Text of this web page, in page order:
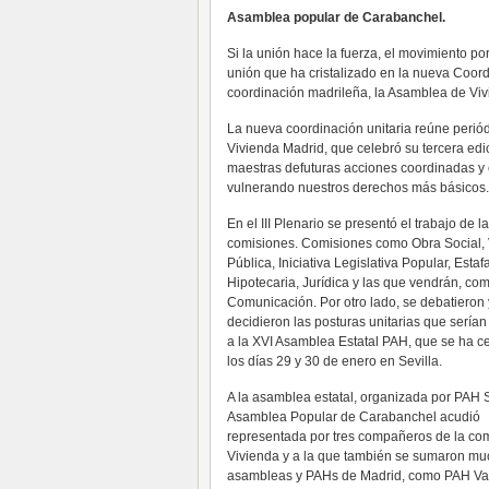
Asamblea popular de Carabanchel.
Si la unión hace la fuerza, el movimiento
unión que ha cristalizado en la nueva
coordinación madrileña, la Asamblea de
La nueva coordinación unitaria reúne
Vivienda Madrid, que celebró su tercera
maestras defuturas acciones coordinadas
vulnerando nuestros derechos más básicos.
En el III Plenario se presentó el trabajo de
comisiones. Comisiones como Obra Social,
Pública, Iniciativa Legislativa Popular,
Hipotecaria, Jurídica y las que vendrán,
Comunicación. Por otro lado, se debatieron
decidieron las posturas unitarias que
a la XVI Asamblea Estatal PAH, que se ha
los días 29 y 30 de enero en Sevilla.
A la asamblea estatal, organizada por PAH
Asamblea Popular de Carabanchel acudió
representada por tres compañeros de la
Vivienda y a la que también se sumaron
asambleas y PAHs de Madrid, como PAH